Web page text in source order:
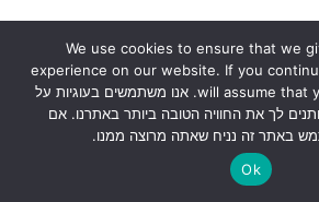
הבלוג של דלז - Delz
וידוי אנונימי חדשות
מדור חינוכי
פנאי דירוג תמונות כתוב לנו
We use cookies to ensure that we
experience on our website. If you
will assume that you are happy with it. אנו משתמשים בעוגיות על
לך את החוויה הטובה ביותר באתרנו. אם
באתר זה נניח שאתה מרוצה ממנו.
Ok